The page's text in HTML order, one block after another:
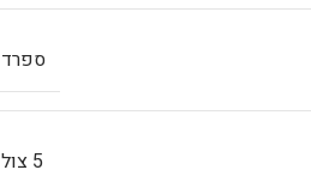
ספרד
5 צול